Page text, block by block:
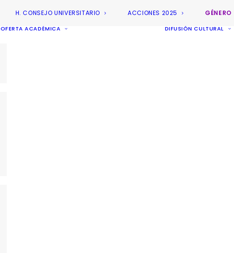
H. CONSEJO UNIVERSITARIO ACCIONES 2025 GÉNERO
OFERTA ACADÉMICA DIFUSIÓN CULTURAL